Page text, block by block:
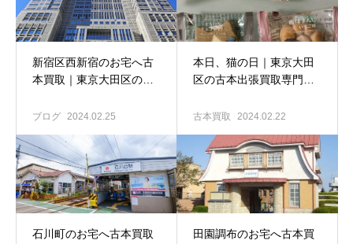
新宿区西新宿のお宅へ古
本買取｜東京大田区の古
揚羽堂
ブログ 2024.02.25
本日、猫の日｜東京大田
区の古本出張買取専門店
古本買取 2024.02.22
石川町のお宅へ古本買取
田園調布のお宅へ古本買